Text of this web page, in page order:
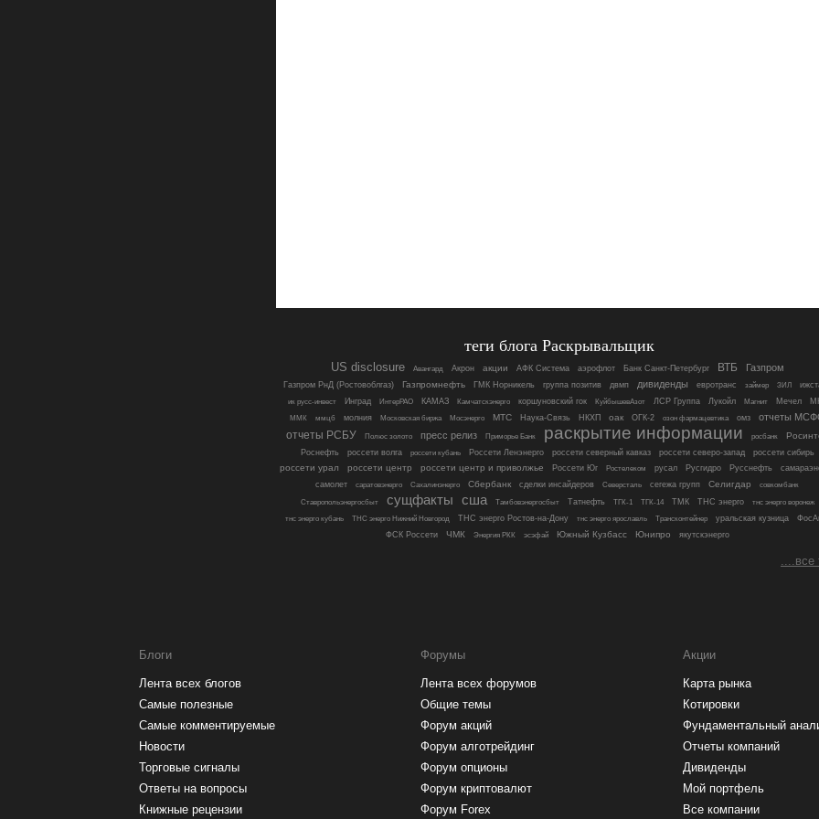
теги блога Раскрывальщик
US disclosure Авангард Акрон акции АФК Система аэрофлот Банк Санкт-Петербург ВТБ Газпром
Газпром РнД (Ростовоблгаз) Газпромнефть ГМК Норникель группа позитив двмп дивиденды евротранс займер ЗИЛ
ик русс-инвест
Инград ИнтерРАО КАМАЗ Камчатскэнерго коршуновский гок КуйбышевАзот ЛСР Группа Лукойл Магнит Мечел
ММК ммцб молния Московская биржа Мосэнерго МТС Наука-Связь НКХП оак ОГК-2 озон фармацевтика омз отчеты
отчеты РСБУ Полюс золото пресс релиз Приморье Банк раскрытие информации росбанк
Роснефть россети волга россети кубань Россети Ленэнерго россети северный кавказ россети северо-запад россети сибирь
россети урал россети центр россети центр и приволжье Россети Юг Ростелеком русал Русгидро Русснефть
самолет
саратовэнерго Сахалинэнерго Сбербанк сделки инсайдеров Северсталь сегежа групп Селигдар совкомбанк
Ставропольэнергосбыт сущфакты сша Тамбовэнергосбыт Татнефть ТГК-1 ТГК-14 ТМК ТНС энерго
тнс энерго воронеж
тнс энерго кубань
ТНС энерго Нижний Новгород ТНС энерго Ростов-на-Дону тнс энерго ярославль Трансконтейнер уральская кузница
ФСК Россети
ЧМК Энергия РКК эсэфай Южный Кузбасс Юнипро якутскэнерго
....все
Блоги
Лента всех блогов
Самые полезные
Самые комментируемые
Новости
Торговые сигналы
Ответы на вопросы
Книжные рецензии
Форумы
Лента всех форумов
Общие темы
Форум акций
Форум алготрейдинг
Форум опционы
Форум криптовалют
Форум Forex
Акции
Карта рынка
Котировки
Фундаментальный
Отчеты компаний
Дивиденды
Мой портфель
Все компании